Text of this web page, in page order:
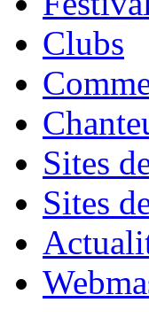
Clubs
Sites
Sites